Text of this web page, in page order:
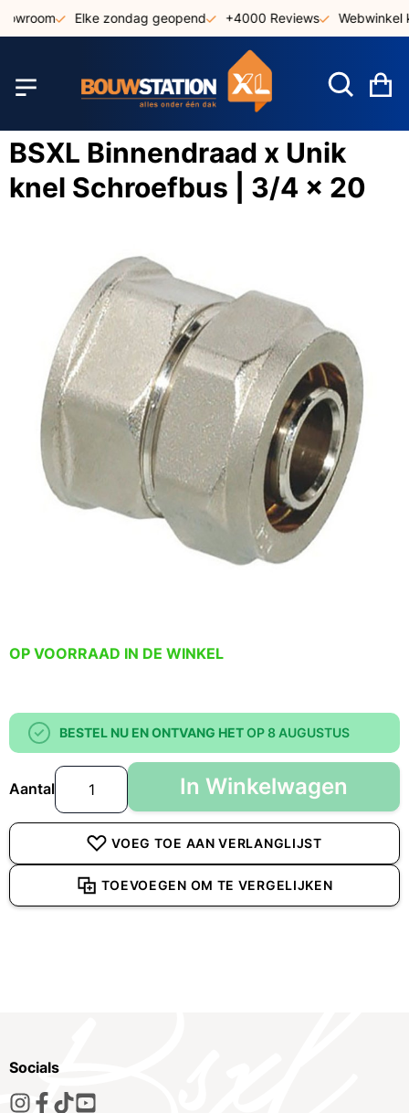
Elke zondag geopend +4000 Reviews Webwinkel
BSXL Binnendraad x Unik
knel Schroefbus | 3/4 x 20
OP VOORRAAD IN DE WINKEL
BESTEL NU EN ONTVANG HETOP 8 AUGUSTUS
Aantal In Winkelwagen
VOEG TOE AAN VERLANGLIJST
TOEVOEGEN OM TE VERGELIJKEN
Socials